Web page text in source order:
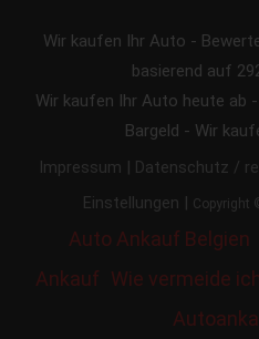
Wir kaufen Ihr Auto -
basierend auf
Wir kaufen Ihr Auto heute
Bargeld - Wir
Impressum | Datenschutz /
Einstellungen | Copyright
Auto Ankauf Belgien
Ankauf Wie vermeide